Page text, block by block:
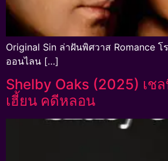
Original Sin ล่าฝันพิศวาส Romance
ออนไลน […]
Shelby Oaks (2025) เช
เฮี้ยน คดีหลอน